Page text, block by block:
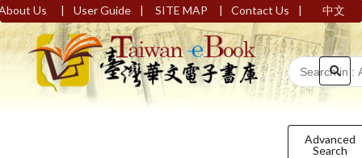
Us | User Guide | SITE MAP | Contact Us | 中文
Advanced
Search